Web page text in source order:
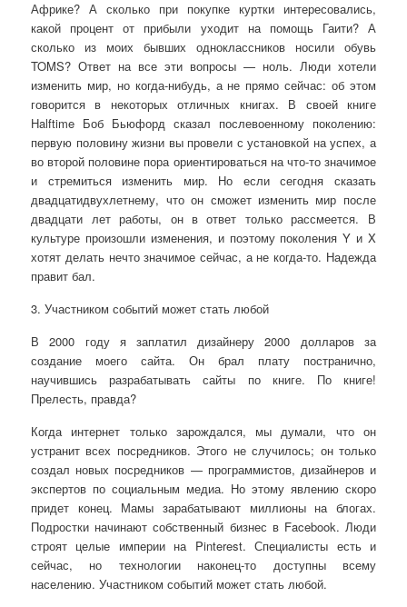
Африке? А сколько при покупке куртки интересовались,
какой процент от прибыли уходит на помощь Гаити? А
сколько из моих бывших одноклассников носили обувь
TOMS? Ответ на все эти вопросы — ноль. Люди хотели
изменить мир, но когда-нибудь, а не прямо сейчас: об этом
говорится в некоторых отличных книгах. В своей книге
Halftime Боб Бьюфорд сказал послевоенному поколению:
первую половину жизни вы провели с установкой на успех, а
во второй половине пора ориентироваться на что-то значимое
и стремиться изменить мир. Но если сегодня сказать
двадцатидвухлетнему, что он сможет изменить мир после
двадцати лет работы, он в ответ только рассмеется. В
культуре произошли изменения, и поэтому поколения Y и X
хотят делать нечто значимое сейчас, а не когда-то. Надежда
правит бал.
3. Участником событий может стать любой
В 2000 году я заплатил дизайнеру 2000 долларов за
создание моего сайта. Он брал плату постранично,
научившись разрабатывать сайты по книге. По книге!
Прелесть, правда?
Когда интернет только зарождался, мы думали, что он
устранит всех посредников. Этого не случилось; он только
создал новых посредников — программистов, дизайнеров и
экспертов по социальным медиа. Но этому явлению скоро
придет конец. Мамы зарабатывают миллионы на блогах.
Подростки начинают собственный бизнес в Facebook. Люди
строят целые империи на Pinterest. Специалисты есть и
сейчас, но технологии наконец-то доступны всему
населению. Участником событий может стать любой.